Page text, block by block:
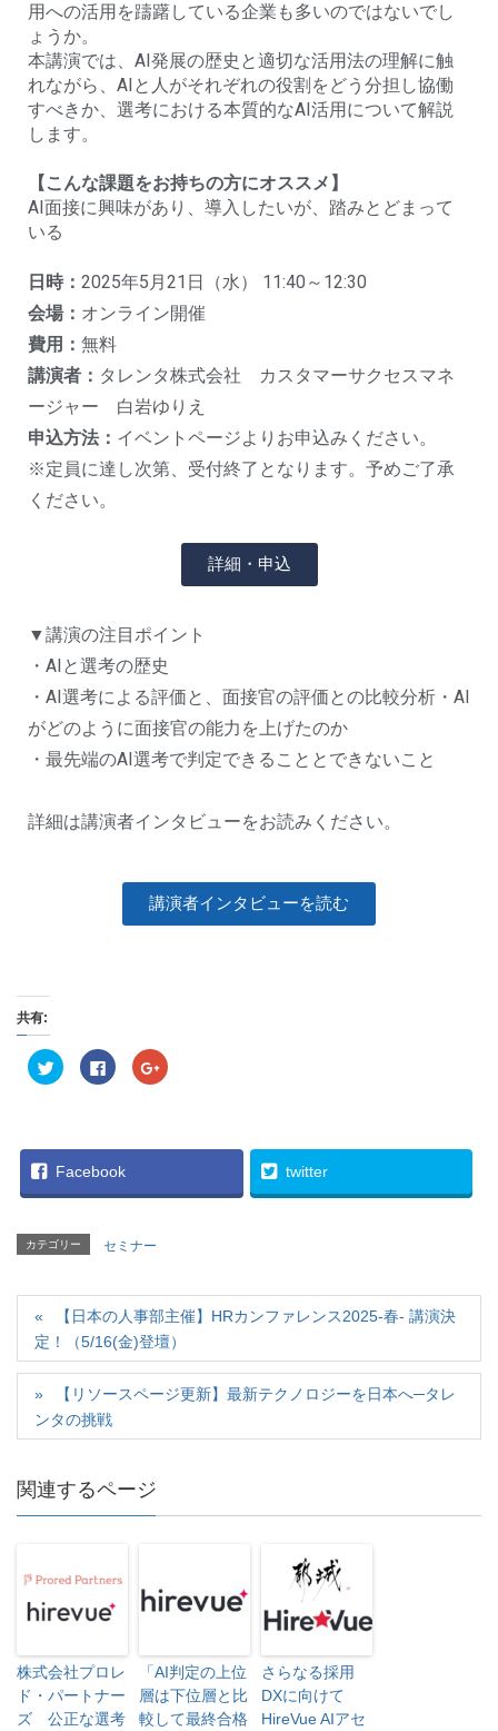
用への活用を躊躇している企業も多いのではないでし
ょうか。
本講演では、AI発展の歴史と適切な活用法の理解に触
れながら、AIと人がそれぞれの役割をどう分担し協働
すべきか、選考における本質的なAI活用について解説
します。
【こんな課題をお持ちの方にオススメ】
AI面接に興味があり、導入したいが、踏みとどまって
いる
日時： 2025年5月21日（水） 11:40～12:30
会場： オンライン開催
費用： 無料
講演者： タレンタ株式会社 カスタマーサクセスマネ
ージャー 白岩ゆりえ
申込方法： イベントページよりお申込みください。
※定員に達し次第、受付終了となります。予めご了承
ください。
詳細・申込
▼講演の注目ポイント
・AIと選考の歴史
・AI選考による評価と、面接官の評価との比較分析・AI
がどのように面接官の能力を上げたのか
・最先端のAI選考で判定できることとできないこと
詳細は講演者インタビューをお読みください。
講演者インタビューを読む
共有:
ク
リ
i
t
t
で
共
い
ウ
ィ
ン
ド
ウ
で
開
き
ま
F
a
で
共
有
に
は
し
て
く
だ
さ
(
新
し
い
ド
で
)
ク
リ
l
い
ウ
ィ
ン
ド
で
ま
Facebook twitter
カテゴリー セミナー
【日本の人事部主催】HRカンファレンス2025-春- 講演決
定！（5/16(金)登壇）
【リソースページ更新】最新テクノロジーを日本へ─タレ
ンタの挑戦
関連するページ
株式会社プロレ
ド・パートナー
ズ 公正な選考
「AI判定の上位
層は下位層と比
較して最終合格
さらなる採用
DXに向けて
HireVue AIアセ